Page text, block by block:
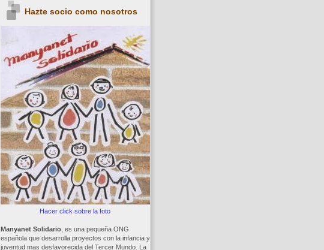
Hazte socio como nosotros
Hacer click sobre la foto
Manyanet Solidario, es una pequeña ONG
española que desarrolla proyectos con la infancia y
juventud mas desfavorecida del Tercer Mundo. La